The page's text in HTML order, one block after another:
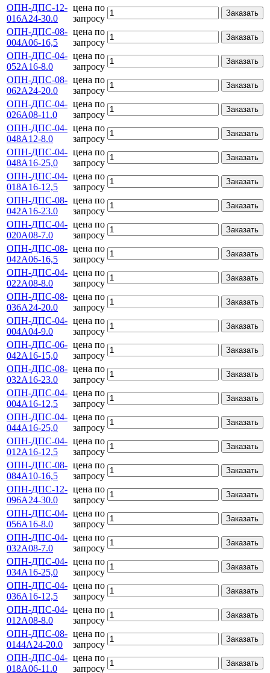
ОПН-ДПС-12-
016А24-30.0
цена по
запросу
Заказать
ОПН-ДПС-08-
004А06-16,5
цена по
запросу
Заказать
ОПН-ДПС-04-
052А16-8.0
цена по
запросу
Заказать
ОПН-ДПС-08-
062А24-20.0
цена по
запросу
Заказать
ОПН-ДПС-04-
026А08-11.0
цена по
запросу
Заказать
ОПН-ДПС-04-
048А12-8.0
цена по
запросу
Заказать
ОПН-ДПС-04-
048А16-25,0
цена по
запросу
Заказать
ОПН-ДПС-04-
018А16-12,5
цена по
запросу
Заказать
ОПН-ДПС-08-
042А16-23.0
цена по
запросу
Заказать
ОПН-ДПС-04-
020А08-7.0
цена по
запросу
Заказать
ОПН-ДПС-08-
042А06-16,5
цена по
запросу
Заказать
ОПН-ДПС-04-
022А08-8.0
цена по
запросу
Заказать
ОПН-ДПС-08-
036А24-20.0
цена по
запросу
Заказать
ОПН-ДПС-04-
004А04-9.0
цена по
запросу
Заказать
ОПН-ДПС-06-
042А16-15,0
цена по
запросу
Заказать
ОПН-ДПС-08-
032А16-23.0
цена по
запросу
Заказать
ОПН-ДПС-04-
004А16-12,5
цена по
запросу
Заказать
ОПН-ДПС-04-
044А16-25,0
цена по
запросу
Заказать
ОПН-ДПС-04-
012А16-12,5
цена по
запросу
Заказать
ОПН-ДПС-08-
084А10-16,5
цена по
запросу
Заказать
ОПН-ДПС-12-
096А24-30.0
цена по
запросу
Заказать
ОПН-ДПС-04-
056А16-8.0
цена по
запросу
Заказать
ОПН-ДПС-04-
032А08-7.0
цена по
запросу
Заказать
ОПН-ДПС-04-
034А16-25,0
цена по
запросу
Заказать
ОПН-ДПС-04-
036А16-12,5
цена по
запросу
Заказать
ОПН-ДПС-04-
012А08-8.0
цена по
запросу
Заказать
ОПН-ДПС-08-
0144А24-20.0
цена по
запросу
Заказать
ОПН-ДПС-04-
018А06-11.0
цена по
запросу
Заказать